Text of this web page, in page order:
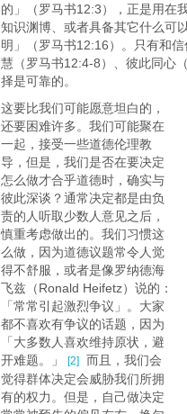
的」（罗马书12:3），正是用在
知识渊博、或者具备其它什么可
明」（罗马书12:16）。只有和
慧（罗马书12:4-8）、彼此同心
择是可靠的。
这要比我们可能愿意坦白的，
还要困难许多。我们可能聚在
一起，接受一些道德伦理教
导，但是，我们是否在要决定
怎么做才合乎道德时，确实与
彼此深谈？通常决定都是由负
责的人听取少数人意见之后，
慎重考虑做出的。我们习惯这
么做，因为道德议题常令人觉
得不舒服，或者是像罗纳德海
飞兹（Ronald Heifetz）说的：
「常常引起激烈争议」。大家
都不喜欢有争议的话题，因为
「大多数人喜欢维持原状，避
开难题。」
[2] 而且，我们会
觉得群体决定会威胁我们所拥
有的权力。但是，自己做决定